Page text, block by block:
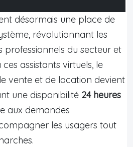
désormais une place de
révolutionnant les
professionnels du secteur et
assistants virtuels, le
vente et de location devient
une disponibilité 24 heures
aux demandes
les usagers tout